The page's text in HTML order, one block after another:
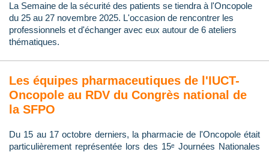
La Semaine de la sécurité des patients se tiendra à l'Oncopole
du 25 au 27 novembre 2025. L'occasion de rencontrer les
professionnels et d'échanger avec eux autour de 6 ateliers
thématiques.
Les équipes pharmaceutiques de l'IUCT-
Oncopole au RDV du Congrès national de
la SFPO
Du 15 au 17 octobre derniers, la pharmacie de l'Oncopole était
particulièrement représentée lors des 15ᵉ Journées Nationales